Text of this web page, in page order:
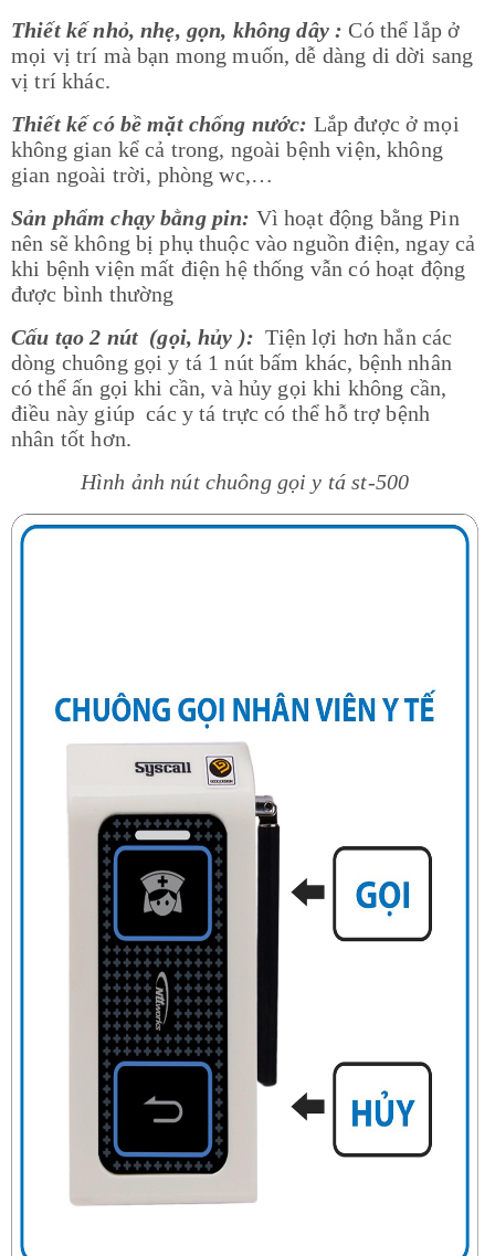
Thiết kế nhỏ, nhẹ, gọn, không dây :Có thể lắp ở
mọi vị trí mà bạn mong muốn, dễ dàng di dời sang
vị trí khác.
Thiết kế có bề mặt chống nước: Lắp được ở mọi
không gian kể cả trong, ngoài bệnh viện, không
gian ngoài trời, phòng wc,…
Sản phẩm chạy bằng pin: Vì hoạt động bằng Pin
nên sẽ không bị phụ thuộc vào nguồn điện, ngay cả
khi bệnh viện mất điện hệ thống vẫn có hoạt động
được bình thường
Cấu tạo 2 nút (gọi, hủy ): Tiện lợi hơn hẳn các
dòng chuông gọi y tá 1 nút bấm khác, bệnh nhân
có thể ấn gọi khi cần, và hủy gọi khi không cần,
điều này giúp các y tá trực có thể hỗ trợ bệnh
nhân tốt hơn.
Hình ảnh nút chuông gọi y tá st-500